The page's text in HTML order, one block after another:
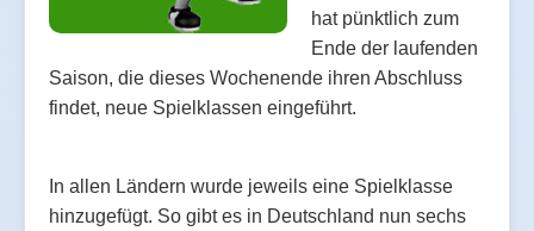
hat pünktlich zum
Ende der laufenden
Saison, die dieses Wochenende ihren Abschluss
findet, neue Spielklassen eingeführt.
In allen Ländern wurde jeweils eine Spielklasse
hinzugefügt. So gibt es in Deutschland nun sechs